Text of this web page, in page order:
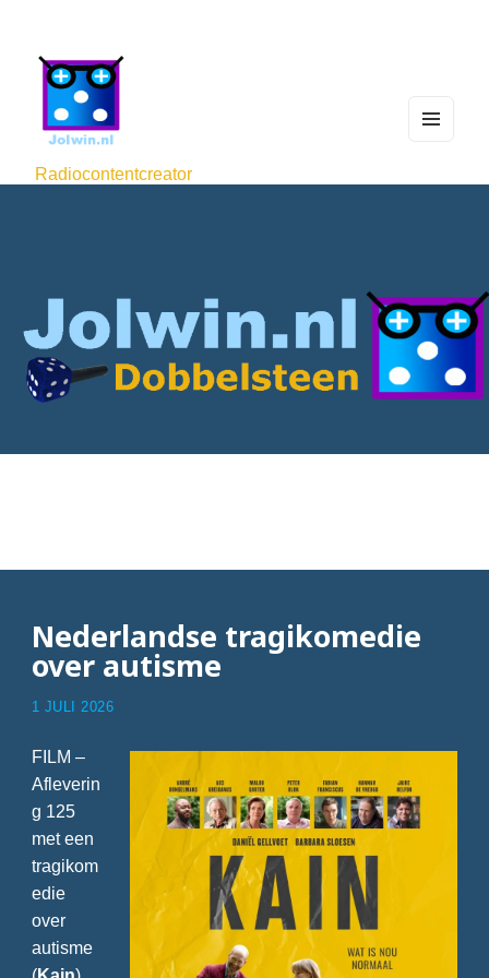
Radiocontentcreator
WIDG
Nederlandse tragikomedie
over autisme
1 JULI 2026
FILM –
Afleverin
g 125
met een
tragikom
edie
over
autisme